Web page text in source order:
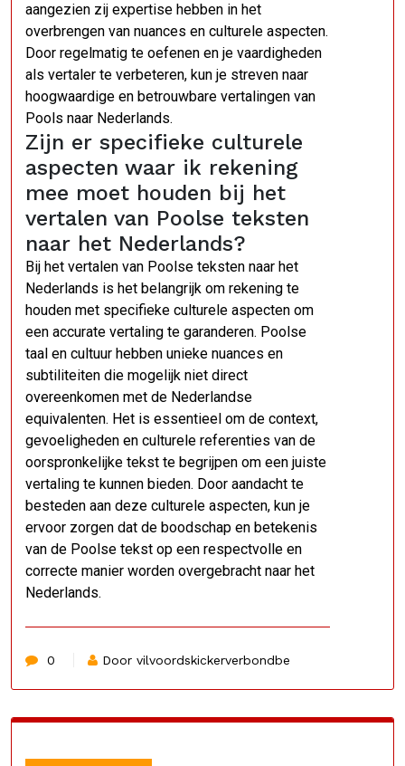
aangezien zij expertise hebben in het
overbrengen van nuances en culturele aspecten.
Door regelmatig te oefenen en je vaardigheden
als vertaler te verbeteren, kun je streven naar
hoogwaardige en betrouwbare vertalingen van
Pools naar Nederlands.
Zijn er specifieke culturele
aspecten waar ik rekening
mee moet houden bij het
vertalen van Poolse teksten
naar het Nederlands?
Bij het vertalen van Poolse teksten naar het
Nederlands is het belangrijk om rekening te
houden met specifieke culturele aspecten om
een accurate vertaling te garanderen. Poolse
taal en cultuur hebben unieke nuances en
subtiliteiten die mogelijk niet direct
overeenkomen met de Nederlandse
equivalenten. Het is essentieel om de context,
gevoeligheden en culturele referenties van de
oorspronkelijke tekst te begrijpen om een juiste
vertaling te kunnen bieden. Door aandacht te
besteden aan deze culturele aspecten, kun je
ervoor zorgen dat de boodschap en betekenis
van de Poolse tekst op een respectvolle en
correcte manier worden overgebracht naar het
Nederlands.
0 Door vilvoordskickerverbondbe